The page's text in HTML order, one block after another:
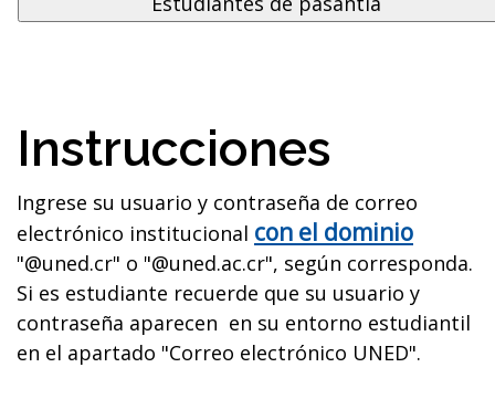
Instrucciones
Ingrese su usuario y contraseña de correo
electrónico institucional con el dominio
"@uned.cr" o "@uned.ac.cr", según corresponda.
Si es estudiante recuerde que su usuario y
contraseña aparecen en su entorno estudiantil
en el apartado "Correo electrónico UNED".